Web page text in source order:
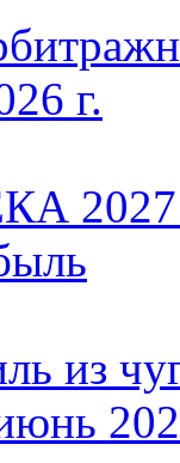
г.
2027:
из